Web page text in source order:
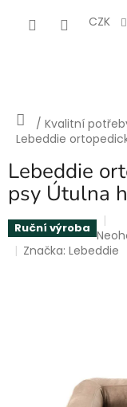
CZK
Domů
/ Kvalitní
Lebeddie
Lebeddie
psy Útulna
Ruční výroba
Značka:Lebeddie